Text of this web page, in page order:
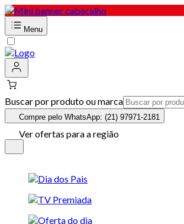
Menu
Buscar por produto ou marca
Compre pelo WhatsApp: (21) 97971-2181
Ver ofertas para a região